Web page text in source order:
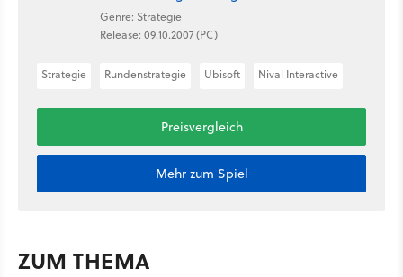
Genre: Strategie
Release: 09.10.2007 (PC)
Strategie Rundenstrategie Ubisoft Nival Interactive
Preisvergleich
Mehr zum Spiel
ZUM THEMA